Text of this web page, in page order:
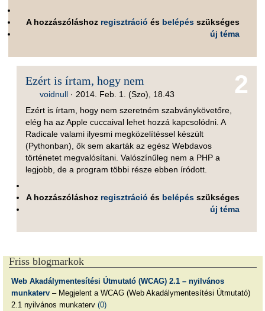
A hozzászóláshoz regisztráció és belépés szükséges
új téma
2
Ezért is írtam, hogy nem
voidnull· 2014. Feb. 1. (Szo), 18.43
Ezért is írtam, hogy nem szeretném szabványkövetőre,
elég ha az Apple cuccaival lehet hozzá kapcsolódni. A
Radicale valami ilyesmi megközelítéssel készült
(Pythonban), ők sem akarták az egész Webdavos
történetet megvalósítani. Valószínűleg nem a PHP a
legjobb, de a program többi része ebben íródott.
A hozzászóláshoz regisztráció és belépés szükséges
új téma
Friss blogmarkok
Web Akadálymentesítési Útmutató (WCAG) 2.1 – nyilvános
munkaterv– Megjelent a WCAG (Web Akadálymentesítési Útmutató)
2.1 nyilvános munkaterv (0)